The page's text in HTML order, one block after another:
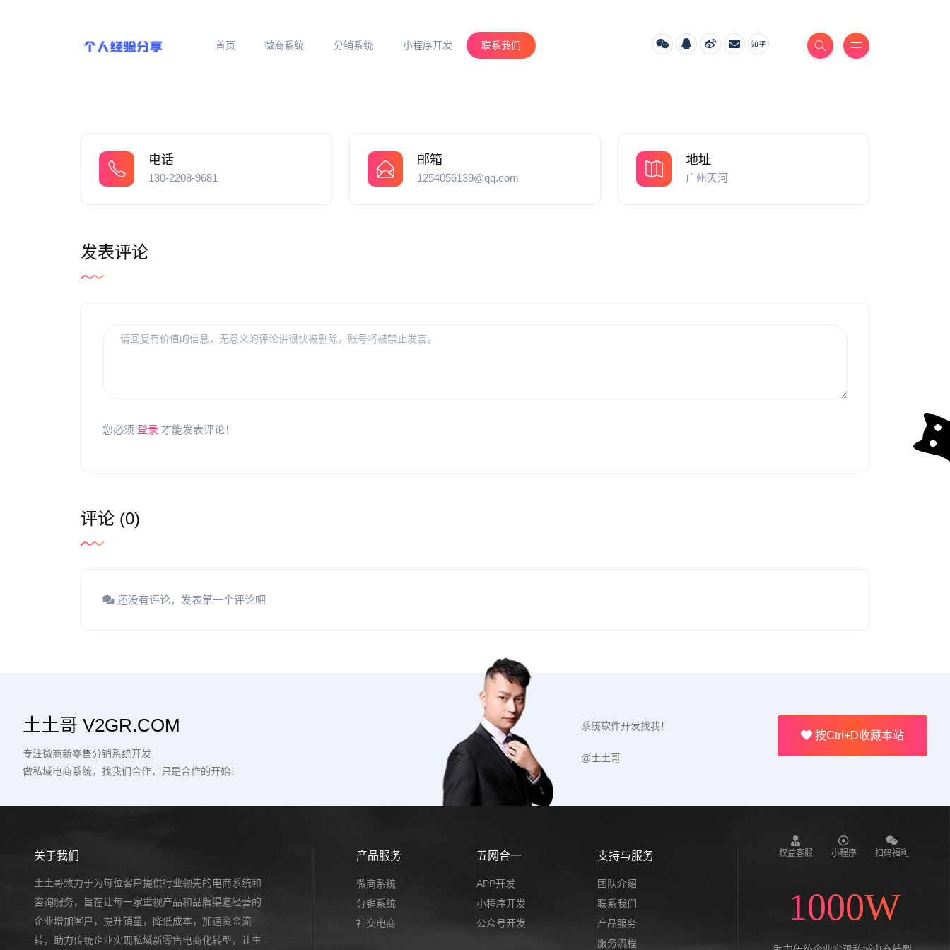
首页 微商系统 分销系统 小程序开发 联系我们
电话
130-2208-9681
邮箱
1254056139@qq.com
地址
广州天河
发表评论
您必须 登录 才能发表评论！
评论 (0)
还没有评论，发表第一个评论吧
土土哥 V2GR.COM
专注微商新零售分销系统开发
做私域电商系统，找我们合作，只是合作的开始！
按Ctrl+D收藏本站
系统软件开发找我！
@土土哥
关于我们
土土哥致力于为每位客户提供行业领先的电商系统和
咨询服务，旨在让每一家重视产品和品牌渠道经营的
企业增加客户，提升销量，降低成本，加速资金流
转，助力传统企业实现私域新零售电商化转型，让生
产品服务
微商系统
分销系统
社交电商
五网合一
APP开发
小程序开发
公众号开发
支持与服务
团队介绍
联系我们
产品服务
服务流程
权益客服 小程序 扫码福利
1000W